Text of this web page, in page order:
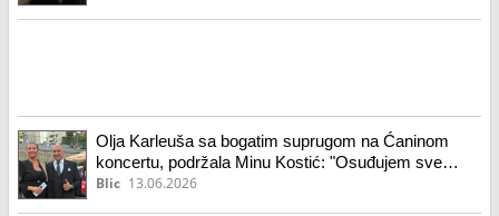
Olja Karleuša sa bogatim suprugom na Ćaninom
koncertu, podržala Minu Kostić: "Osuđujem sve
kolege" - Maja Marijana došla sva u belom: "Ja sam
Blic 13.06.2026